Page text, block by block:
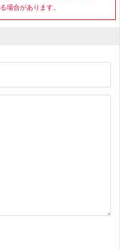
場合があります。